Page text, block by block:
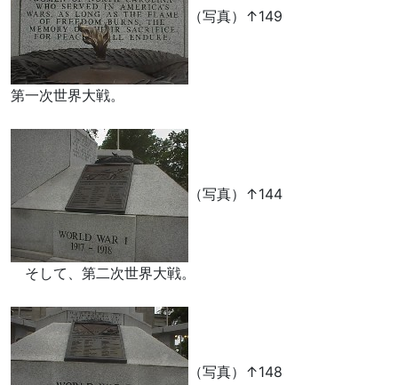
（写真）↑149
第一次世界大戦。
（写真）↑144
そして、第二次世界大戦。
（写真）↑148